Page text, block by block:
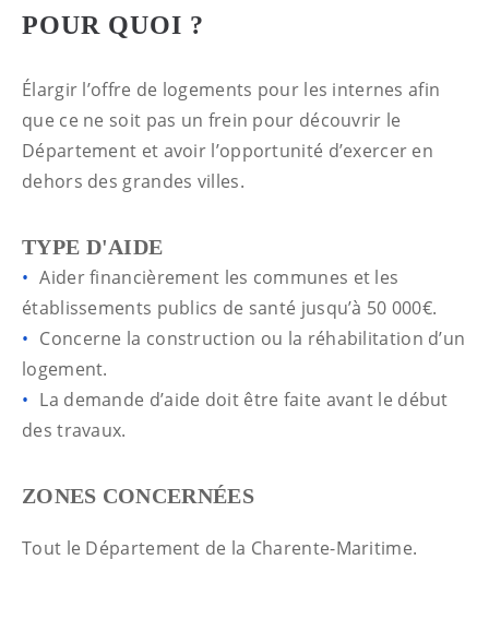
POUR QUOI ?
Élargir l’offre de logements pour les internes afin
que ce ne soit pas un frein pour découvrir le
Département et avoir l’opportunité d’exercer en
dehors des grandes villes.
TYPE D'AIDE
Aider financièrement les communes et les
établissements publics de santé jusqu’à 50 000€.
Concerne la construction ou la réhabilitation d’un
logement.
La demande d’aide doit être faite avant le début
des travaux.
ZONES CONCERNÉES
Tout le Département de la Charente-Maritime.